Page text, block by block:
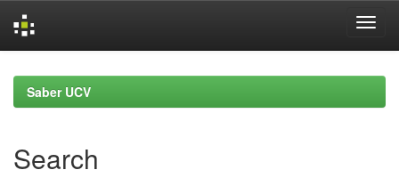
navigationSaber UCV
Search